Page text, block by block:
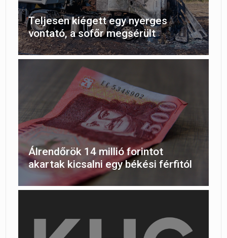
Teljesen kiégett egy nyerges
vontató, a sofőr megsérült
Álrendőrök 14 millió forintot
akartak kicsalni egy békési férfitól